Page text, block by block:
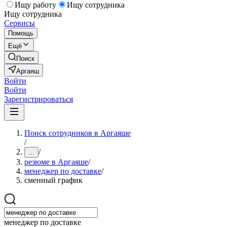
Ищу работу
Ищу сотрудника
Ищу сотрудника
Сервисы
Помощь
Ещё
Поиск
Аргаяш
Войти
Войти
Зарегистрироваться
Поиск сотрудников в Аргаяше
/
... /
резюме в Аргаяше/
менеджер по доставке/
сменный график
менеджер по доставке